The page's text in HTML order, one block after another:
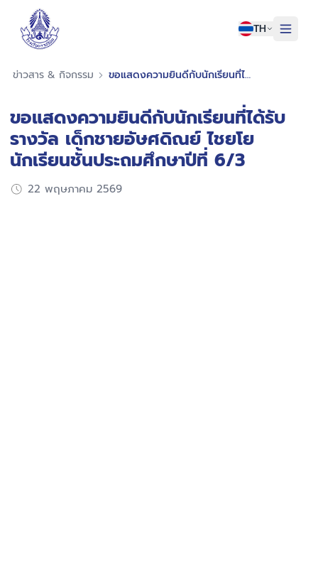
TH
หน้าแรก
บุคลากรราชวินิต
ข่าวสาร & กิจกรรม
ติดต่อเรา
ข่าวสาร & กิจกรรม ขอแสดงความยินดีกับนักเรียนที่ได้รับรางวัล เด็กชายอัษศดิณย์ ไชยโย นักเรียนชั้นประถมศึกษาปีที่ 6/3
ขอแสดงความยินดีกับนักเรียนที่ได้รับ
รางวัล เด็กชายอัษศดิณย์ ไชยโย
นักเรียนชั้นประถมศึกษาปีที่ 6/3
22 พฤษภาคม 2569